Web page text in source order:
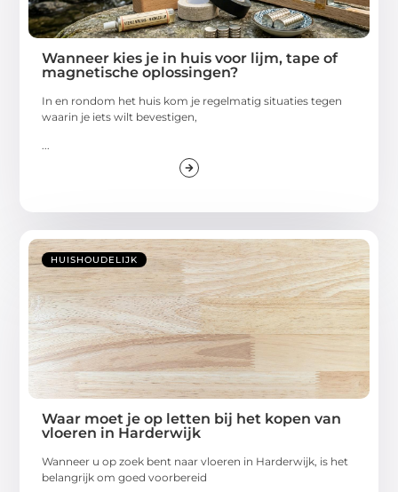
Wanneer kies je in huis voor lijm, tape of
magnetische oplossingen?
In en rondom het huis kom je regelmatig situaties tegen
waarin je iets wilt bevestigen,
...
HUISHOUDELIJK
Waar moet je op letten bij het kopen van
vloeren in Harderwijk
Wanneer u op zoek bent naar vloeren in Harderwijk, is het
belangrijk om goed voorbereid